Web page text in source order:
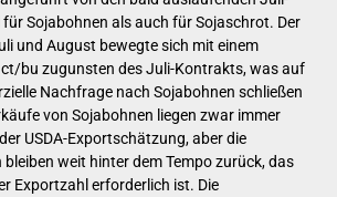
Sojabohnen als auch für Sojaschrot. Der
und August bewegte sich mit einem
bu zugunsten des Juli-Kontrakts, was auf
Nachfrage nach Sojabohnen schließen
von Sojabohnen liegen zwar immer
USDA-Exportschätzung, aber die
weit hinter dem Tempo zurück, das
Exportzahl erforderlich ist. Die